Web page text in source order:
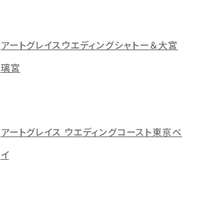
アートグレイスウエディングシャトー＆大宮
璃宮
アートグレイス ウエディングコースト東京ベ
イ